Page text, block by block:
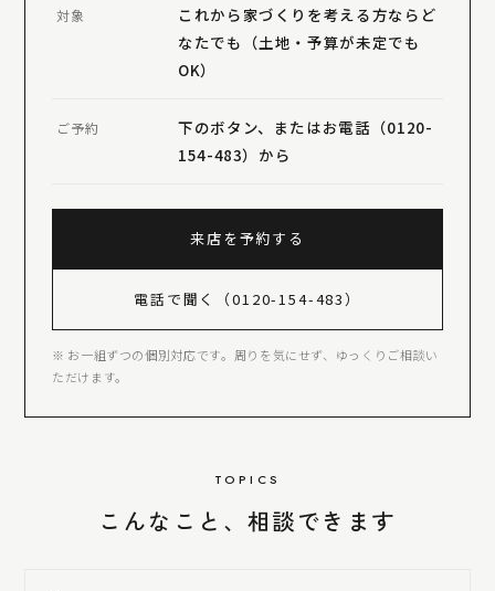
対象
これから家づくりを考える方ならど
なたでも（土地・予算が未定でも
OK）
ご予約
下のボタン、またはお電話（0120-
154-483）から
来店を予約する
電話で聞く（0120-154-483）
※ お一組ずつの個別対応です。周りを気にせず、ゆっくりご相談い
ただけます。
TOPICS
こんなこと、相談できます